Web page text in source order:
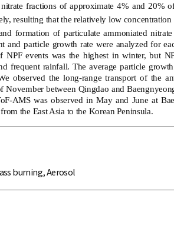
fractions of approximate 4% and 20%
resulting that the relatively low
formation of particulate ammoniated
and particle growth rate were analyzed for
NPF events was the highest in winter, but
frequent rainfall. The average particle
observed the long-range transport of the
November between Qingdao and
AMS was observed in May and June at
the East Asia to the Korean Peninsula.
burning,Aerosol